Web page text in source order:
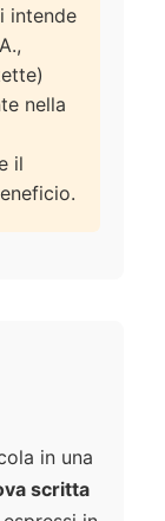
intende
nella
il
in una
scritta